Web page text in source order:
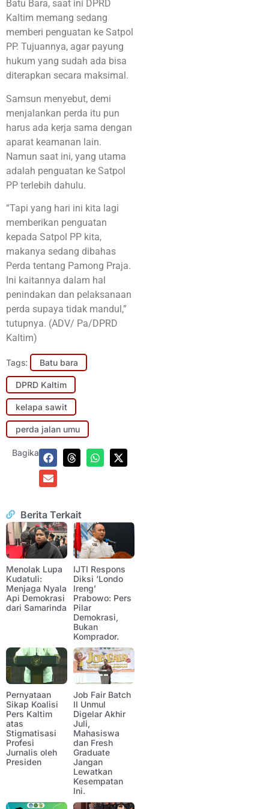
Batu Bara, saat ini DPRD
Kaltim memang sedang
memberi penguatan ke Satpol
PP. Tujuannya, agar payung
hukum yang sudah ada bisa
diterapkan secara maksimal.
Samsun menyebut, demi
menjalankan perda itu pun
harus ada kerja sama dengan
aparat keamanan lain.
Namun saat ini, yang utama
adalah penguatan ke Satpol
PP terlebih dahulu.
“Tapi yang hari ini kita lagi
memberikan penguatan
kepada Satpol PP kita,
makanya sedang dibahas
Perda tentang Pamong Praja.
Ini kaitannya dalam hal
penindakan dan pelaksanaan
perda supaya tidak mandul,”
tutupnya. (ADV/ Pa/DPRD
Kaltim)
Tags: Batu bara
DPRD Kaltim
kelapa sawit
perda jalan umu
Bagikan:
Berita Terkait
Menolak Lupa
Kudatuli:
Menjaga Nyala
Api Demokrasi
dari Samarinda
IJTI Respons
Diksi ‘Londo
Ireng’
Prabowo: Pers
Pilar
Demokrasi,
Bukan
Komprador.
Pernyataan
Sikap Koalisi
Pers Kaltim
atas
Stigmatisasi
Profesi
Jurnalis oleh
Presiden
Job Fair Batch
II Unmul
Digelar Akhir
Juli,
Mahasiswa
dan Fresh
Graduate
Jangan
Lewatkan
Kesempatan
Ini.